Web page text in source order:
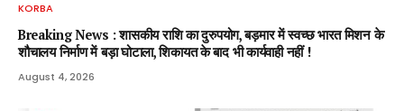
KORBA
Breaking News : शासकीय राशि का दुरुपयोग, बड़मार में स्वच्छ भारत मिशन के
शौचालय निर्माण में बड़ा घोटाला, शिकायत के बाद भी कार्यवाही नहीं !
August 4, 2026